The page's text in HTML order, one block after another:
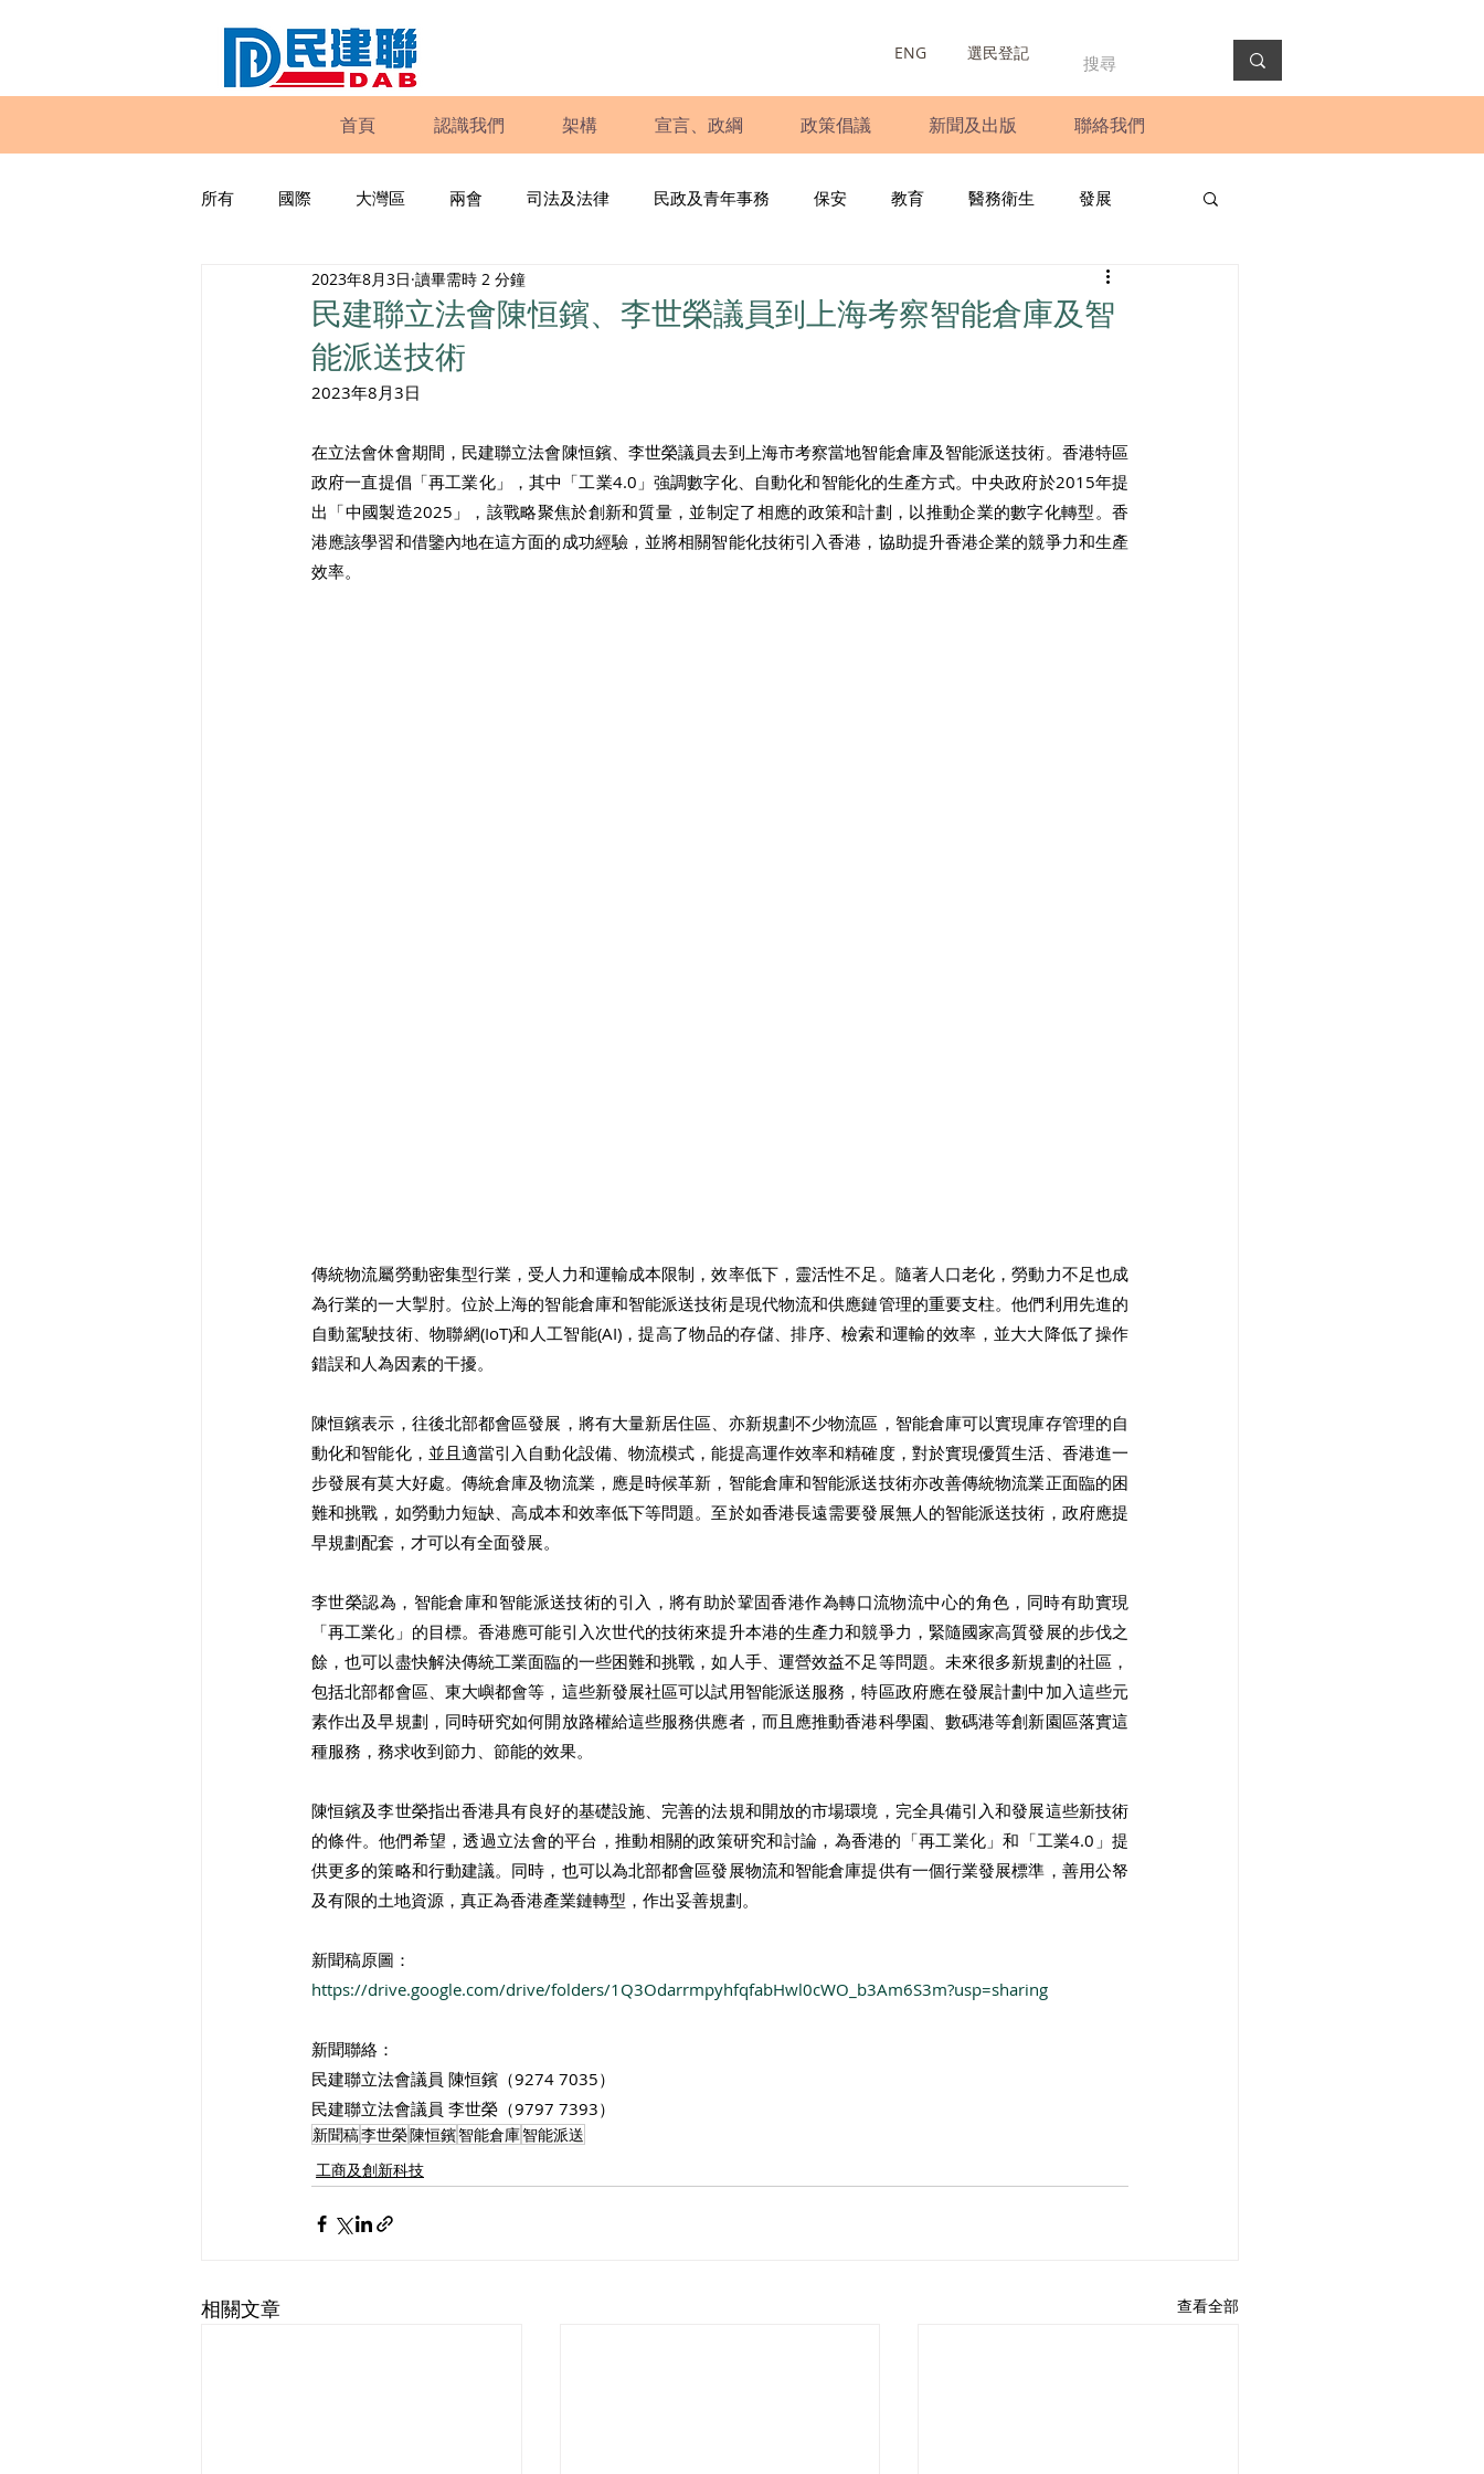
ENG 選民登記
首頁 認識我們 架構 宣言、政綱 政策倡議 新聞及出版 聯絡我們
所有 國際 大灣區 兩會 司法及法律 民政及青年事務 保安 教育 醫務衛生 發展
工商專業 家庭 圓桌會議
民建聯報告及建議書
議會監察 區議會
民建聯立法會陳恒鑌、李世榮議員到上海考察智能倉庫及智
能派送技術
2023年8月3日 讀畢需時 2 分鐘
2023年8月3日
在立法會休會期間，民建聯立法會陳恒鑌、李世榮議員去到上海市考察當地智能倉庫及智能派送技術。香港特區
政府一直提倡「再工業化」，其中「工業4.0」強調數字化、自動化和智能化的生產方式。中央政府於2015年提
出「中國製造2025」，該戰略聚焦於創新和質量，並制定了相應的政策和計劃，以推動企業的數字化轉型。香
港應該學習和借鑒內地在這方面的成功經驗，並將相關智能化技術引入香港，協助提升香港企業的競爭力和生產
效率。
傳統物流屬勞動密集型行業，受人力和運輸成本限制，效率低下，靈活性不足。隨著人口老化，勞動力不足也成
為行業的一大掣肘。位於上海的智能倉庫和智能派送技術是現代物流和供應鏈管理的重要支柱。他們利用先進的
自動駕駛技術、物聯網(IoT)和人工智能(AI)，提高了物品的存儲、排序、檢索和運輸的效率，並大大降低了操作
錯誤和人為因素的干擾。
陳恒鑌表示，往後北部都會區發展，將有大量新居住區、亦新規劃不少物流區，智能倉庫可以實現庫存管理的自
動化和智能化，並且適當引入自動化設備、物流模式，能提高運作效率和精確度，對於實現優質生活、香港進一
步發展有莫大好處。傳統倉庫及物流業，應是時候革新，智能倉庫和智能派送技術亦改善傳統物流業正面臨的困
難和挑戰，如勞動力短缺、高成本和效率低下等問題。至於如香港長遠需要發展無人的智能派送技術，政府應提
早規劃配套，才可以有全面發展。
李世榮認為，智能倉庫和智能派送技術的引入，將有助於鞏固香港作為轉口流物流中心的角色，同時有助實現
「再工業化」的目標。香港應可能引入次世代的技術來提升本港的生產力和競爭力，緊隨國家高質發展的步伐之
餘，也可以盡快解決傳統工業面臨的一些困難和挑戰，如人手、運營效益不足等問題。未來很多新規劃的社區，
包括北部都會區、東大嶼都會等，這些新發展社區可以試用智能派送服務，特區政府應在發展計劃中加入這些元
素作出及早規劃，同時研究如何開放路權給這些服務供應者，而且應推動香港科學園、數碼港等創新園區落實這
種服務，務求收到節力、節能的效果。
陳恒鑌及李世榮指出香港具有良好的基礎設施、完善的法規和開放的市場環境，完全具備引入和發展這些新技術
的條件。他們希望，透過立法會的平台，推動相關的政策研究和討論，為香港的「再工業化」和「工業4.0」提
供更多的策略和行動建議。同時，也可以為北部都會區發展物流和智能倉庫提供有一個行業發展標準，善用公帑
及有限的土地資源，真正為香港產業鏈轉型，作出妥善規劃。
新聞稿原圖：
https://drive.google.com/drive/folders/1Q3OdarrmpyhfqfabHwl0cWO_b3Am6S3m?usp=sharing
新聞聯絡：
民建聯立法會議員 陳恒鑌（9274 7035）
民建聯立法會議員 李世榮（9797 7393）
新聞稿李世榮陳恒鑌智能倉庫智能派送
工商及創新科技
相關文章 查看全部